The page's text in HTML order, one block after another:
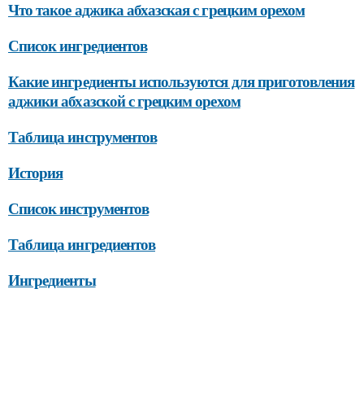
Что такое аджика абхазская с грецким орехом
Список ингредиентов
Какие ингредиенты используются для приготовления
аджики абхазской с грецким орехом
Таблица инструментов
История
Список инструментов
Таблица ингредиентов
Ингредиенты